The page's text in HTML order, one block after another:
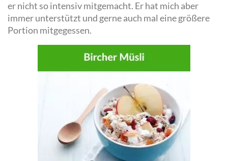
er nicht so intensiv mitgemacht. Er hat mich aber
immer unterstützt und gerne auch mal eine größere
Portion mitgegessen.